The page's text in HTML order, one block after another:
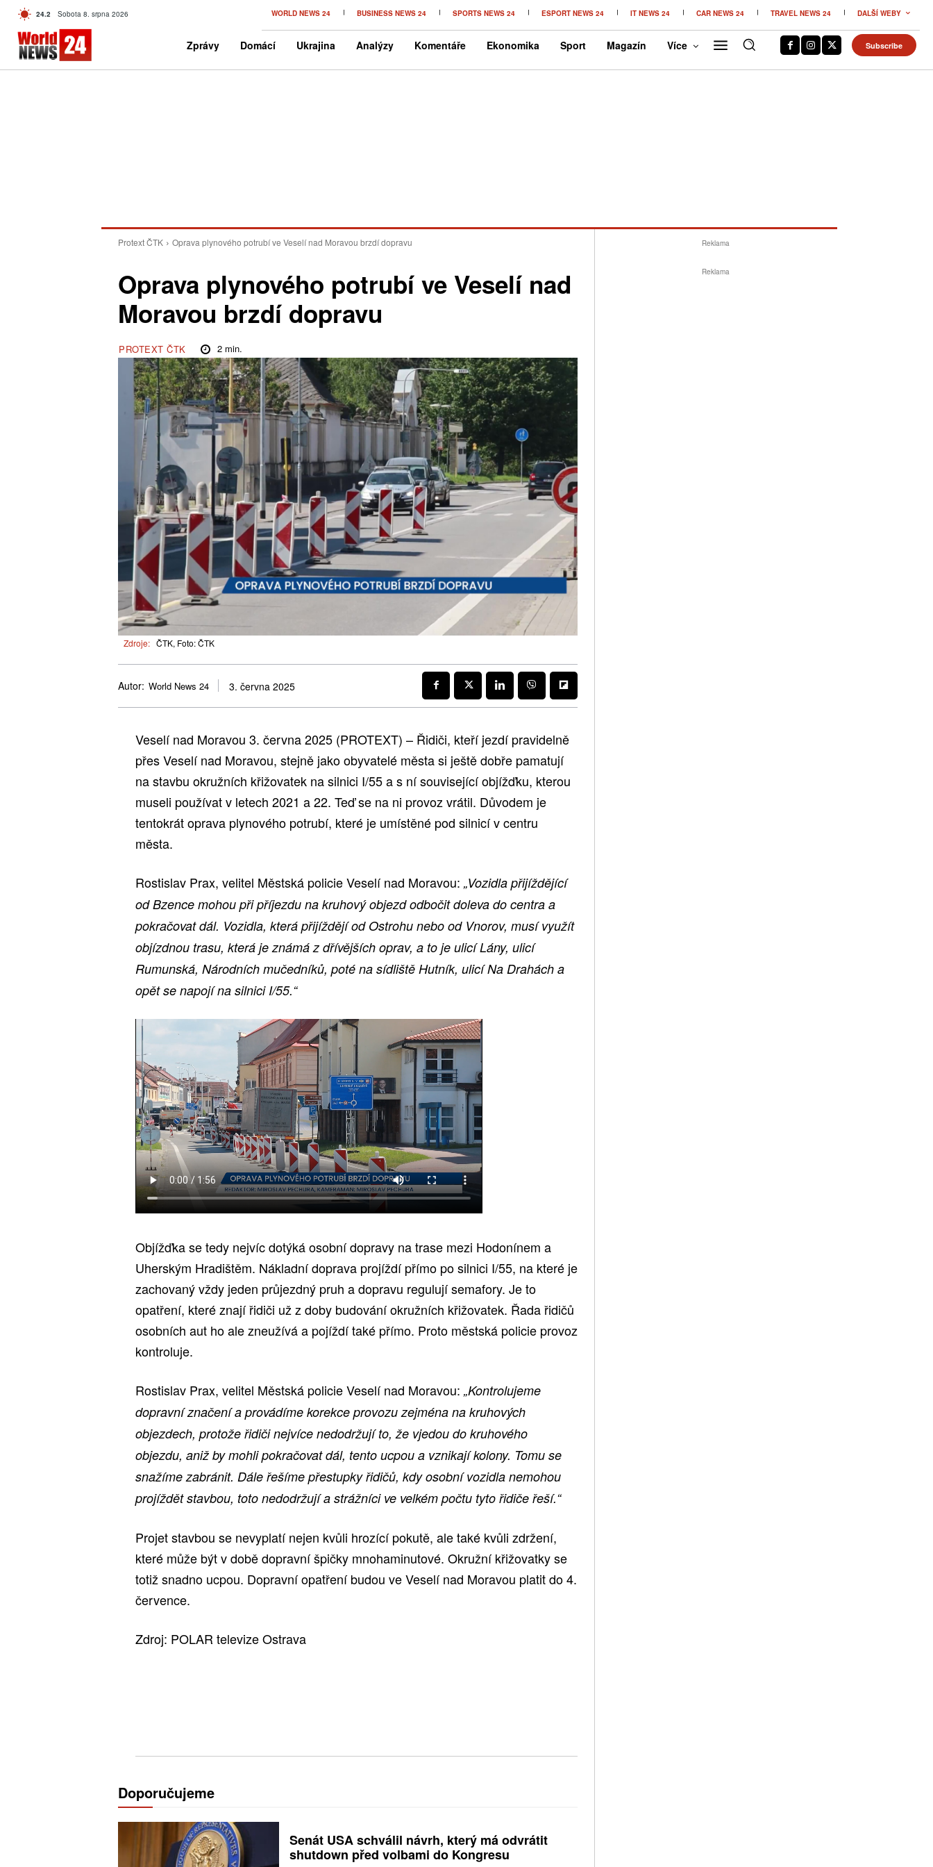
24.2 C Czech
Sobota 8. srpna 2026 WORLD NEWS 24 BUSINESS NEWS 24 SPORTS NEWS 24 ESPORT NEWS 24 IT NEWS 24 CAR NEWS 24 TRAVEL NEWS 24 DALŠÍ WEBY
Zprávy Domácí Ukrajina Analýzy Komentáře Ekonomika Sport Magazín Více Subscribe
Protext ČTK Oprava plynového potrubí ve Veselí nad Moravou brzdí dopravu
Oprava plynového potrubí ve Veselí nad
Moravou brzdí dopravu
PROTEXT ČTK 2min.
Zdroje: ČTK, Foto: ČTK
Autor: World News 24 3. června 2025
Veselí nad Moravou 3. června 2025 (PROTEXT) – Řidiči, kteří jezdí pravidelně
přes Veselí nad Moravou, stejně jako obyvatelé města si ještě dobře pamatují
na stavbu okružních křižovatek na silnici I/55 a s ní související objížďku, kterou
museli používat v letech 2021 a 22. Teď se na ni provoz vrátil. Důvodem je
tentokrát oprava plynového potrubí, které je umístěné pod silnicí v centru
města.
Rostislav Prax, velitel Městská policie Veselí nad Moravou: „Vozidla přijíždějící
od Bzence mohou při příjezdu na kruhový objezd odbočit doleva do centra a
pokračovat dál. Vozidla, která přijíždějí od Ostrohu nebo od Vnorov, musí využít
objízdnou trasu, která je známá z dřívějších oprav, a to je ulicí Lány, ulicí
Rumunská, Národních mučedníků, poté na sídliště Hutník, ulicí Na Drahách a
opět se napojí na silnici I/55.“
Objížďka se tedy nejvíc dotýká osobní dopravy na trase mezi Hodonínem a
Uherským Hradištěm. Nákladní doprava projíždí přímo po silnici I/55, na které je
zachovaný vždy jeden průjezdný pruh a dopravu regulují semafory. Je to
opatření, které znají řidiči už z doby budování okružních křižovatek. Řada řidičů
osobních aut ho ale zneužívá a pojíždí také přímo. Proto městská policie provoz
kontroluje.
Rostislav Prax, velitel Městská policie Veselí nad Moravou: „Kontrolujeme
dopravní značení a provádíme korekce provozu zejména na kruhových
objezdech, protože řidiči nejvíce nedodržují to, že vjedou do kruhového
objezdu, aniž by mohli pokračovat dál, tento ucpou a vznikají kolony. Tomu se
snažíme zabránit. Dále řešíme přestupky řidičů, kdy osobní vozidla nemohou
projíždět stavbou, toto nedodržují a strážníci ve velkém počtu tyto řidiče řeší.“
Projet stavbou se nevyplatí nejen kvůli hrozící pokutě, ale také kvůli zdržení,
které může být v době dopravní špičky mnohaminutové. Okružní křižovatky se
totiž snadno ucpou. Dopravní opatření budou ve Veselí nad Moravou platit do 4.
července.
Zdroj: POLAR televize Ostrava
Doporučujeme
Senát USA schválil návrh, který má odvrátit
shutdown před volbami do Kongresu
Reklama
Reklama